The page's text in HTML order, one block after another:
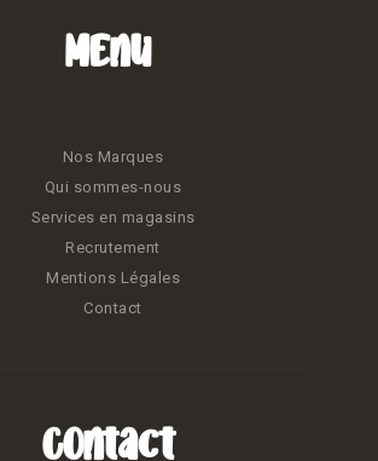
Menu
Nos Marques
Qui sommes-nous
Services en magasins
Recrutement
Mentions Légales
Contact
Contact